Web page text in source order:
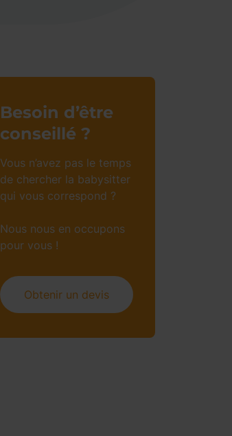
Besoin d’être
conseillé ?
Vous n’avez pas le temps
de chercher la babysitter
qui vous correspond ?
Nous nous en occupons
pour vous !
Obtenir un devis